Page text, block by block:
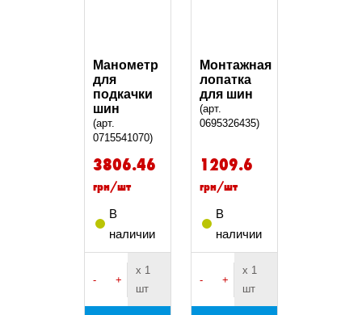
Манометр
для
подкачки
шин
(арт.
0715541070)
3806.46
грн/шт
В
наличии
- +
х 1
шт
Монтажная
лопатка
для шин
(арт.
0695326435)
1209.6
грн/шт
В
наличии
- +
х 1
шт